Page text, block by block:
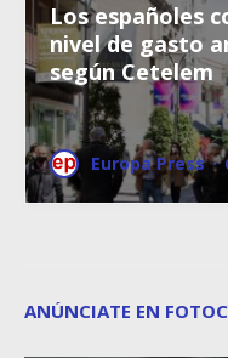
Los españoles
nivel de gasto
según Cetelem
Europa Press ·
ANÚNCIATE EN